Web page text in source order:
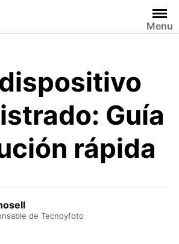
Menu
Guía
rápida
de Tecnoyfoto